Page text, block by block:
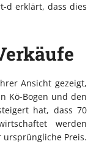
d erklärt, dass dies
Ansicht gezeigt,
Kö-Bogen und den
hat, dass 70
werden
Preis.